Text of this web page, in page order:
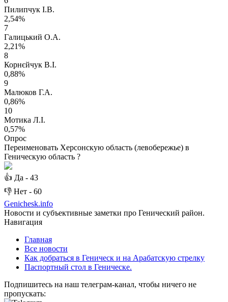
Пилипчук І.В.
2,54%
7
Галицький О.А.
2,21%
8
Корнєйчук В.І.
0,88%
9
Малюков Г.А.
0,86%
10
Мотика Л.І.
0,57%
Опрос
Переименовать Херсонскую область (левобережье) в
Геническую область ?
👍 Да - 43
👎 Нет - 60
Genichesk.info
Новости и субъективные заметки про Генический район.
Навигация
Главная
Все новости
Как добраться в Геническ и на Арабатскую стрелку
Паспортный стол в Геническе.
Подпишитесь на наш телеграм-канал, чтобы ничего не
пропускать: